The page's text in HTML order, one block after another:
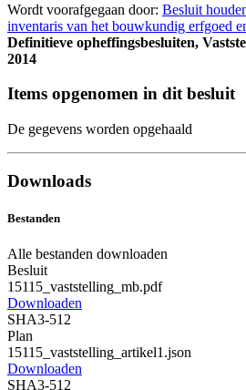
Wordt voorafgegaan door: Besluit
inventaris van het bouwkundig erfgoed
Definitieve opheffingsbesluiten,
2014
Items opgenomen in dit besluit
De gegevens worden opgehaald
Downloads
Bestanden
Alle bestanden downloaden
Besluit
15115_vaststelling_mb.pdf
Downloaden
SHA3-512
Plan
15115_vaststelling_artikel1.json
Downloaden
SHA3-512